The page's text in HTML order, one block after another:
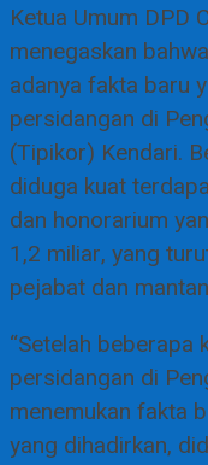
Ketua Umum DPD
menegaskan
adanya fakta baru
persidangan di
(Tipikor) Kendari.
diduga kuat
dan honorarium
1,2 miliar, yang
pejabat dan
“Setelah beberapa
persidangan di
menemukan fakta
yang dihadirkan,